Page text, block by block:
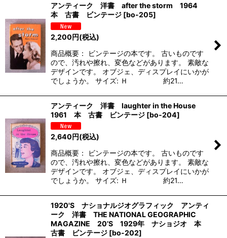
アンティーク 洋書 after the storm 1964
本 古書 ビンテージ [bo-205]
2,200円(税込)
商品概要： ビンテージの本です。 古いものです
ので、汚れや擦れ、変色などがあります。 素敵な
デザインです。 オブジェ、ディスプレイにいかが
でしょうか。 サイズ: Ｈ 約21…
アンティーク 洋書 laughter in the House
1961 本 古書 ビンテージ [bo-204]
2,640円(税込)
商品概要： ビンテージの本です。 古いものです
ので、汚れや擦れ、変色などがあります。 素敵な
デザインです。 オブジェ、ディスプレイにいかが
でしょうか。 サイズ: Ｈ 約21…
1920'S ナショナルジオグラフィック アンティ
ーク 洋書 THE NATIONAL GEOGRAPHIC
MAGAZINE 20’S 1929年 ナショジオ 本
古書 ビンテージ [bo-202]